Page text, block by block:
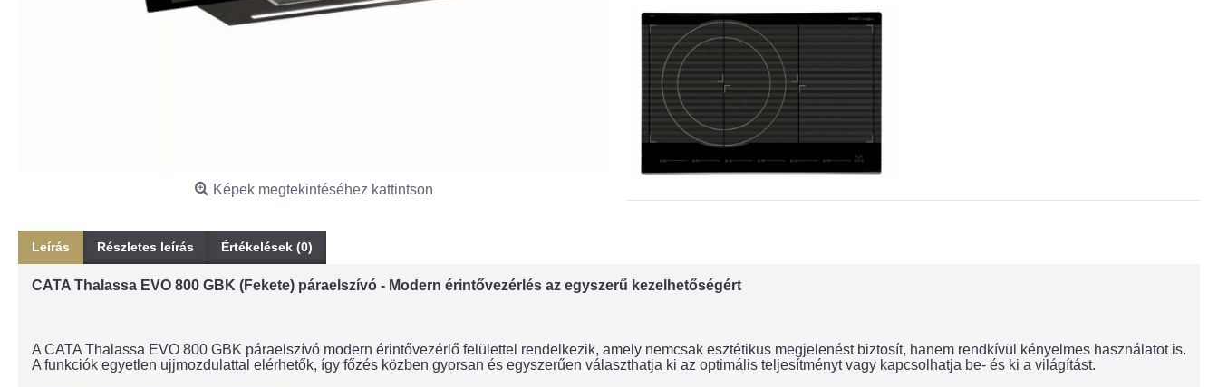
Képek megtekintéséhez kattintson
Leírás Részletes leírás Értékelések (0)
CATA Thalassa EVO 800 GBK (Fekete) páraelszívó - Modern érintővezérlés az egyszerű kezelhetőségért
A CATA Thalassa EVO 800 GBK páraelszívó modern érintővezérlő felülettel rendelkezik, amely nemcsak esztétikus megjelenést biztosít, hanem rendkívül kényelmes használatot is.
A funkciók egyetlen ujjmozdulattal elérhetők, így főzés közben gyorsan és egyszerűen választhatja ki az optimális teljesítményt vagy kapcsolhatja be- és ki a világítást.